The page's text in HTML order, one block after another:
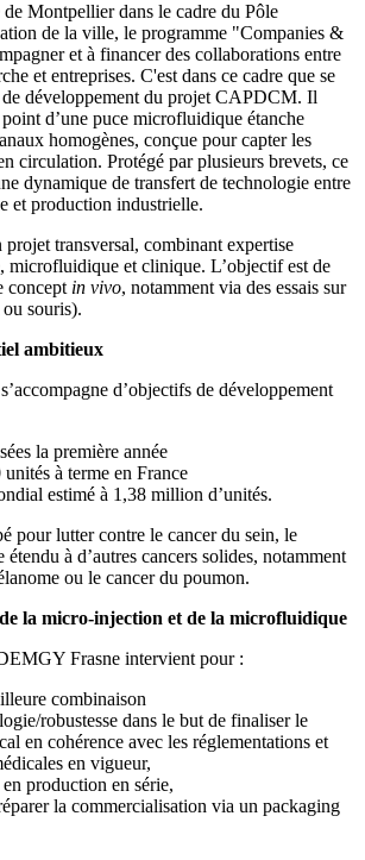
Montpellier dans le cadre du Pôle
de la ville, le programme "Companies &
et à financer des collaborations entre
et entreprises. C'est dans ce cadre que se
développement du projet CAPDCM. Il
d’une puce microfluidique étanche
homogènes, conçue pour capter les
circulation. Protégé par plusieurs brevets, ce
dynamique de transfert de technologie entre
et production industrielle.
projet transversal, combinant expertise
microfluidique et clinique. L’objectif est de
concept in vivo, notamment via des essais sur
souris).
ambitieux
d’objectifs de développement
la première année
unités à terme en France
estimé à 1,38 million d’unités.
pour lutter contre le cancer du sein, le
à d’autres cancers solides, notamment
ou le cancer du poumon.
la micro-injection et de la microfluidique
Frasne intervient pour :
combinaison
robustesse dans le but de finaliser le
en cohérence avec les réglementations et
en vigueur,
production en série,
la commercialisation via un packaging